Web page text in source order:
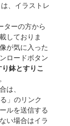
は、イラストレ
ターの方から
しておりま
が気に入った
ロードボタン
り鉢とすりこ
は、
」のリンク
ルを送信する
い場合はイラ